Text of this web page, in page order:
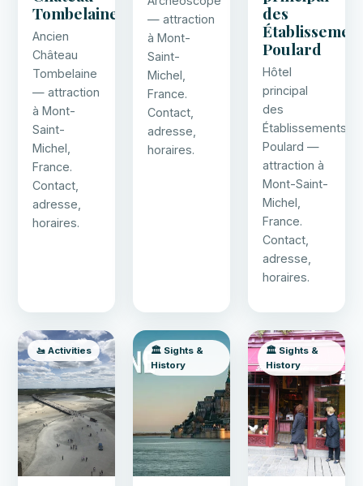
Tombelaine
Ancien
Château
Tombelaine
— attraction
à Mont-
Saint-
Michel,
France.
Contact,
adresse,
horaires.
— attraction
à Mont-
Saint-
Michel,
France.
Contact,
adresse,
horaires.
des
Poulard
Hôtel
principal
des
Établissements
Poulard —
attraction à
Mont-Saint-
Michel,
France.
Contact,
adresse,
horaires.
🚤 Activities
🏛️ Sights &
History
🏛️ Sights &
History